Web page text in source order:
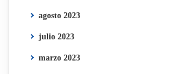
agosto 2023
julio 2023
marzo 2023